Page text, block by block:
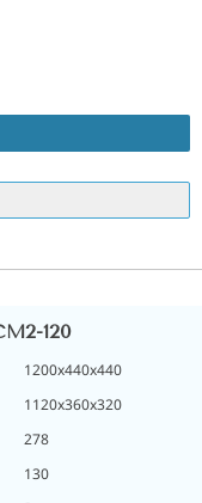
120
1200x440x440
1120x360x320
278
130